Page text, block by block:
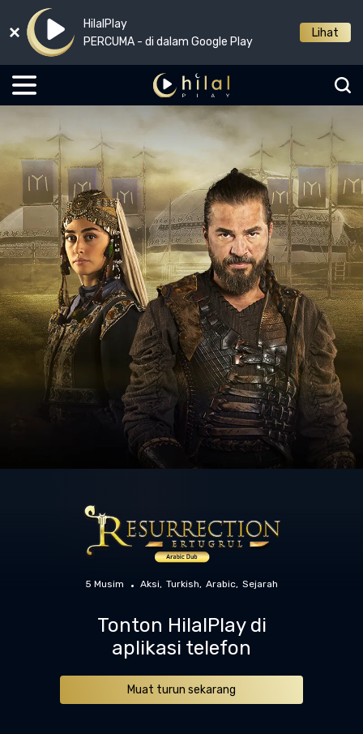
HilalPlay
PERCUMA - di dalam Google Play
Lihat
5 Musim Aksi Turkish Arabic Sejarah
Tonton HilalPlay di
aplikasi telefon
Muat turun sekarang